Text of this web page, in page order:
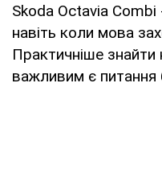
Skoda Octavia Combi
навіть коли мова
Практичніше
важливим є